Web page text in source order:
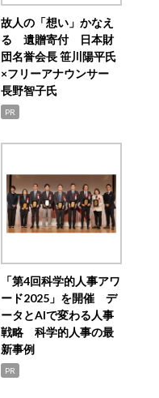
故人の「想い」かなえ
る 遺贈寄付 日本財
団名誉会長 笹川陽平氏
×フリーアナウンサー
長野智子氏
PR
「第4回科学的人事アワ
ード2025」を開催 デ
ータとAIで変わる人事
戦略 科学的人事の最
新事例
PR